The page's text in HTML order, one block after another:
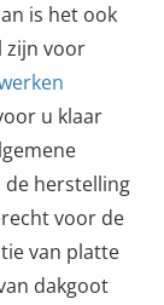
is het ook
zijn voor
u klaar
de herstelling
voor de
van platte
dakgoot